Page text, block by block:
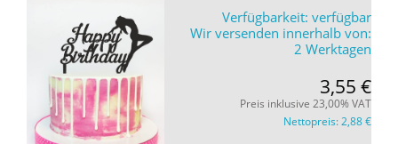
Verfügbarkeit: verfügbar
Wir versenden innerhalb von:
2 Werktagen
3,55 €
Preis inklusive 23,00% VAT
Nettopreis:2,88 €